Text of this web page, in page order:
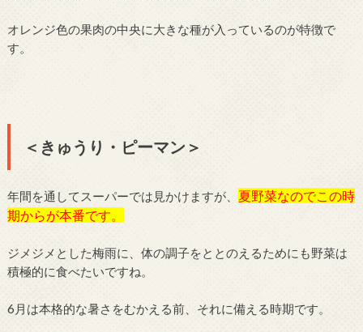
オレンジ色の果肉の中央に大きな種が入っているのが特徴で
す。
＜きゅうり・ピーマン＞
年間を通してスーパーでは見かけますが、 夏野菜なのでこの時
期からが本番です。
ジメジメとした梅雨に、体の調子をととのえるためにも野菜は
積極的に食べたいですね。
6月は本格的な暑さをむかえる前、それに備える時期です。